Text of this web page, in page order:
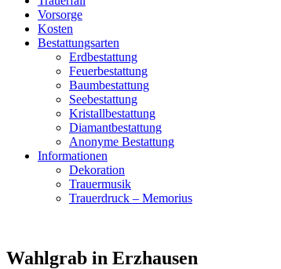
Vorsorge
Kosten
Bestattungsarten
Erdbestattung
Feuerbestattung
Baumbestattung
Seebestattung
Kristallbestattung
Diamantbestattung
Anonyme Bestattung
Informationen
Dekoration
Trauermusik
Trauerdruck – Memorius
Wahlgrab in Erzhausen